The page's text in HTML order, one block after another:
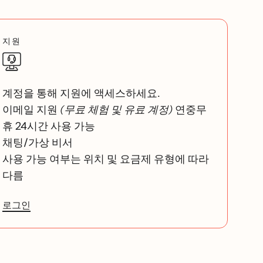
지원
계정을 통해 지원에 액세스하세요.
이메일 지원 (무료 체험 및 유료 계정) 연중무
휴 24시간 사용 가능
채팅/가상 비서
사용 가능 여부는 위치 및 요금제 유형에 따라
다름
로그인